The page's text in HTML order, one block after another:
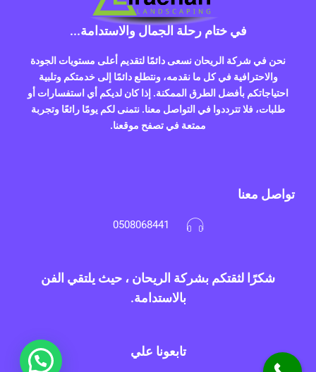
في ختام رحلة الجمال والاستدامة...
نحن في شركة الريحان نسعى دائمًا لتقديم أعلى مستويات الجودة
والاحترافية في كل ما نقدمه، ونتطلع دائمًا إلى خدمتكم وتلبية
احتياجاتكم بأفضل الطرق الممكنة. إذا كان لديكم أي استفسارات أو
طلبات، فلا تترددوا في التواصل معنا. نتمنى لكم يومًا رائعًا وتجربة
ممتعة في تصفح موقعنا.
تواصل معنا
0508068441
شكرًا لثقتكم بشركة الريحان ، حيث يلتقي الفن
بالاستدامة.
تابعونا علي